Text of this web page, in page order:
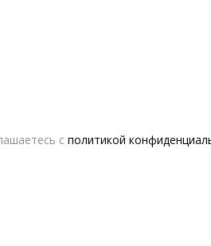
с политикой